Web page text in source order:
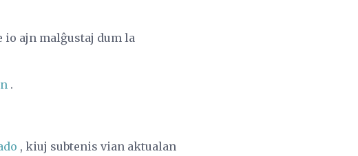
io ajn malĝustaj dum la
.
, kiuj subtenis vian aktualan